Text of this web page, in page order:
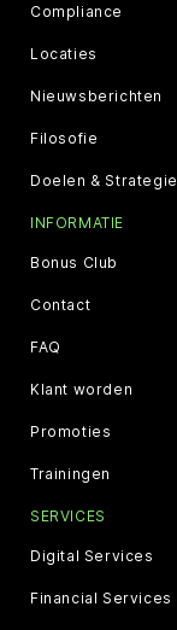
Compliance
Locaties
Nieuwsberichten
Filosofie
Doelen & Strategie
INFORMATIE
Bonus Club
Contact
FAQ
Klant worden
Promoties
Trainingen
SERVICES
Digital Services
Financial Services